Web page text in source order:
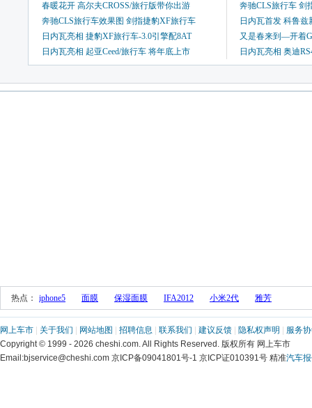
春暖花开 高尔夫CROSS/旅行版带你出游
奔驰CLS旅行车 剑
奔驰CLS旅行车效果图 剑指捷豹XF旅行车
日内瓦首发 科鲁兹
日内瓦亮相 捷豹XF旅行车-3.0引擎配8AT
又是春来到—开着
日内瓦亮相 起亚Ceed/旅行车 将年底上市
日内瓦亮相 奥迪
热点： iphone5 面膜 保湿面膜 IFA2012 小米2代 雅芳
网上车市 关于我们 网站地图 招聘信息 联系我们 建议反馈 隐私权声明
服务
Copyright © 1999 - 2026 cheshi.com. All Rights Reserved. 版权所有 网上车市
Email:bjservice@cheshi.com 京ICP备09041801号-1 京ICP证010391号 精准汽车